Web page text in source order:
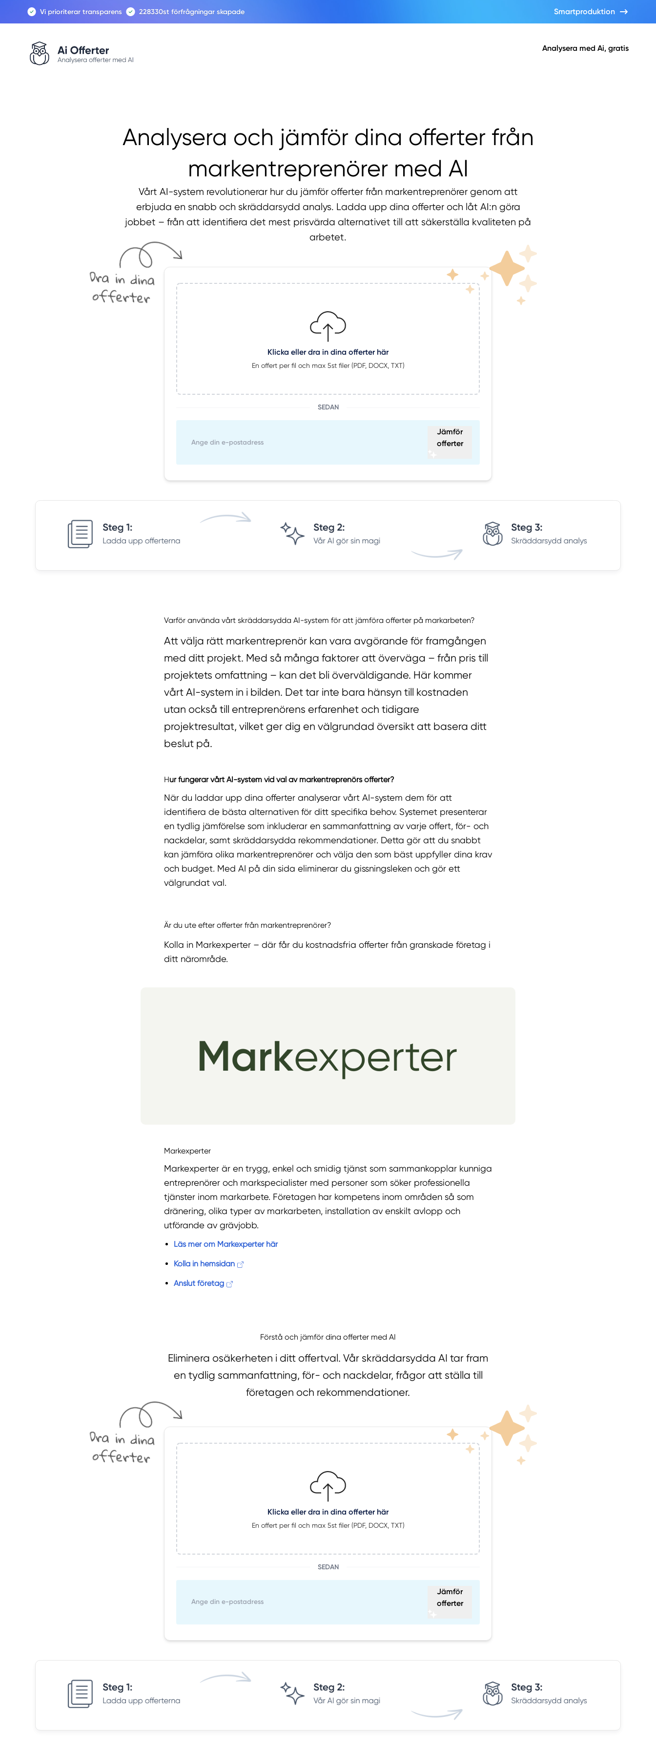
Vi prioriterar transparens 228330st förfrågningar skapade Smartproduktion
Analysera med Ai, gratis
Analysera och jämför dina offerter från
markentreprenörer med AI
Vårt AI-system revolutionerar hur du jämför offerter från markentreprenörer genom att
erbjuda en snabb och skräddarsydd analys. Ladda upp dina offerter och låt AI:n göra
jobbet – från att identifiera det mest prisvärda alternativet till att säkerställa kvaliteten på
arbetet.
Klicka eller dra in dina offerter här
En offert per fil och max 5st filer (PDF, DOCX, TXT)
SEDAN
Jämför
offerter
Varför använda vårt skräddarsydda AI-system för att jämföra offerter på markarbeten?
Att välja rätt markentreprenör kan vara avgörande för framgången
med ditt projekt. Med så många faktorer att överväga – från pris till
projektets omfattning – kan det bli överväldigande. Här kommer
vårt AI-system in i bilden. Det tar inte bara hänsyn till kostnaden
utan också till entreprenörens erfarenhet och tidigare
projektresultat, vilket ger dig en välgrundad översikt att basera ditt
beslut på.
Hur fungerar vårt AI-system vid val av markentreprenörs offerter?
När du laddar upp dina offerter analyserar vårt AI-system dem för att
identifiera de bästa alternativen för ditt specifika behov. Systemet presenterar
en tydlig jämförelse som inkluderar en sammanfattning av varje offert, för- och
nackdelar, samt skräddarsydda rekommendationer. Detta gör att du snabbt
kan jämföra olika markentreprenörer och välja den som bäst uppfyller dina krav
och budget. Med AI på din sida eliminerar du gissningsleken och gör ett
välgrundat val.
Är du ute efter offerter från markentreprenörer?
Kolla in Markexperter – där får du kostnadsfria offerter från granskade företag i
ditt närområde.
Markexperter
Markexperter är en trygg, enkel och smidig tjänst som sammankopplar kunniga
entreprenörer och markspecialister med personer som söker professionella
tjänster inom markarbete. Företagen har kompetens inom områden så som
dränering, olika typer av markarbeten, installation av enskilt avlopp och
utförande av grävjobb.
Läs mer om Markexperter här
Kolla in hemsidan
Anslut företag
Förstå och jämför dina offerter med AI
Eliminera osäkerheten i ditt offertval. Vår skräddarsydda AI tar fram
en tydlig sammanfattning, för- och nackdelar, frågor att ställa till
företagen och rekommendationer.
Klicka eller dra in dina offerter här
En offert per fil och max 5st filer (PDF, DOCX, TXT)
SEDAN
Jämför
offerter